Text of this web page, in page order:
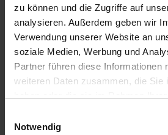
zu können und die Zugriffe auf
analysieren. Außerdem geben wir
Verwendung unserer Website an
soziale Medien, Werbung und
Partner führen diese Informationen
weiteren Daten zusammen, die Sie
Weitere Informationen finden Sie in
Notwendig
The link you followed may be broken or
removed.
Back to homepage Go to